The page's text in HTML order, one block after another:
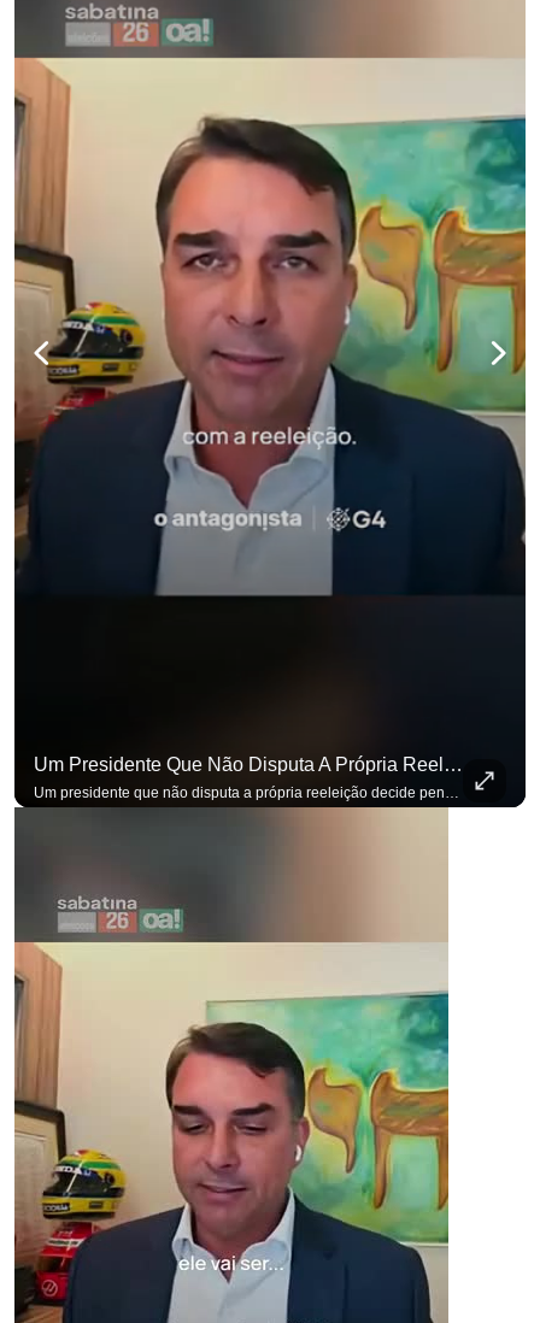
Um Presidente Que Não Disputa A Própria Reeleição Decide Pensando Em Quem Vem Depois.
Um presidente que não disputa a própria reeleição decide pensando em quem vem depois. Foi assim que Flávio Bolsonaro defendeu a PEC do fim da reeleição, primeira das medidas que citou para o ambiente de negócios. Se você busca informação com credibilidade, inscreva-se agora e ative o